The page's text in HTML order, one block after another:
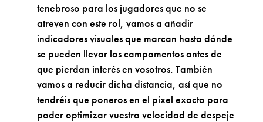
tenebroso para los jugadores que no se
atreven con este rol, vamos a añadir
indicadores visuales que marcan hasta dónde
se pueden llevar los campamentos antes de
que pierdan interés en vosotros. También
vamos a reducir dicha distancia, así que no
tendréis que poneros en el píxel exacto para
poder optimizar vuestra velocidad de despeje